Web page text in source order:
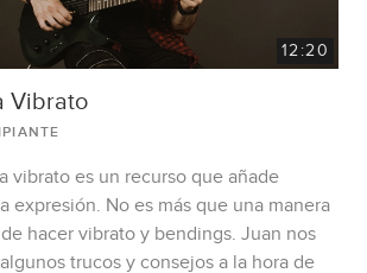
12:20
Vibrato
vibrato es un recurso que añade
expresión. No es más que una manera
hacer vibrato y bendings. Juan nos
trucos y consejos a la hora de